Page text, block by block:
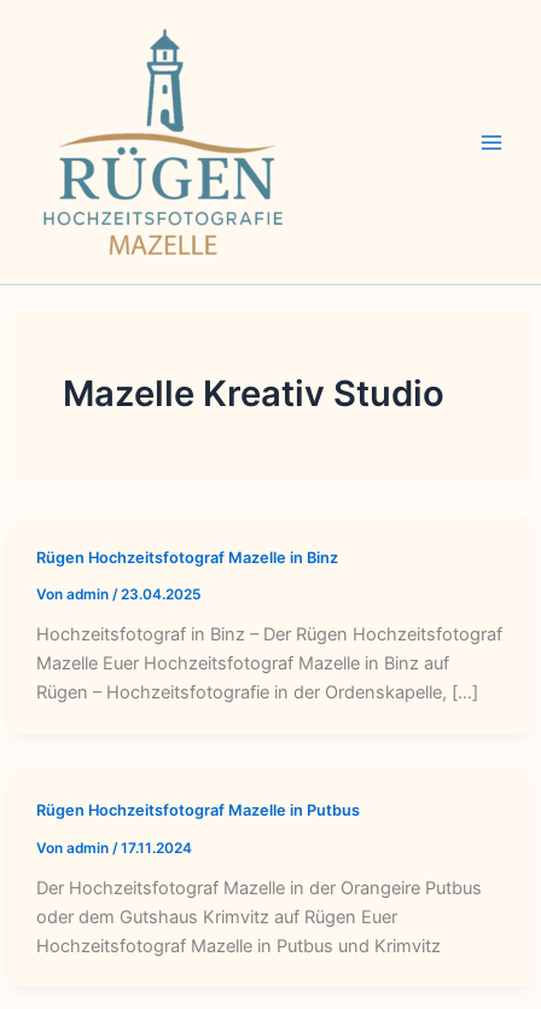
Mazelle Kreativ Studio
Rügen Hochzeitsfotograf Mazelle in Binz
Von admin /23.04.2025
Hochzeitsfotograf in Binz – Der Rügen Hochzeitsfotograf
Mazelle Euer Hochzeitsfotograf Mazelle in Binz auf
Rügen – Hochzeitsfotografie in der Ordenskapelle, […]
Rügen Hochzeitsfotograf Mazelle in Putbus
Von admin /17.11.2024
Der Hochzeitsfotograf Mazelle in der Orangeire Putbus
oder dem Gutshaus Krimvitz auf Rügen Euer
Hochzeitsfotograf Mazelle in Putbus und Krimvitz